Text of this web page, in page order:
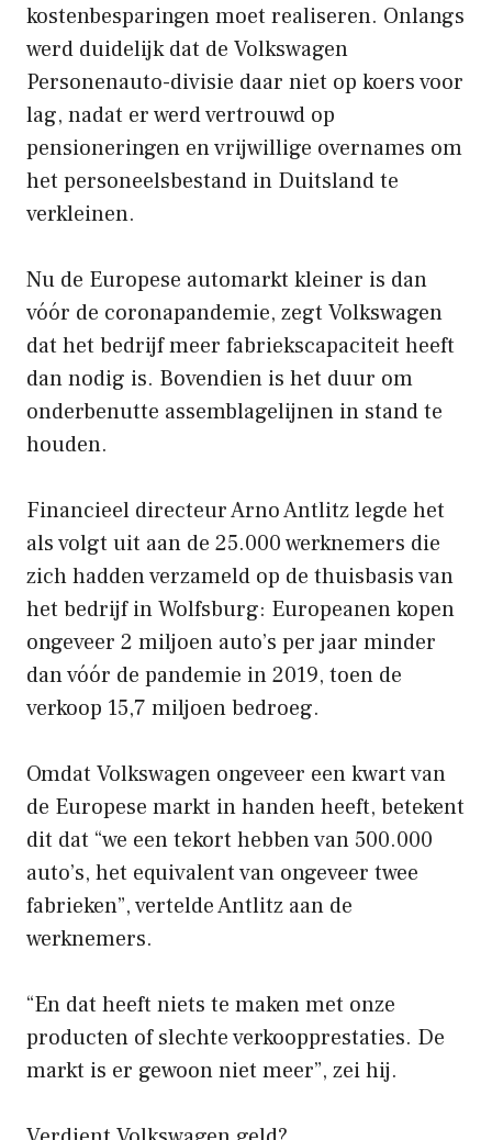
kostenbesparingen moet realiseren. Onlangs
werd duidelijk dat de Volkswagen
Personenauto-divisie daar niet op koers voor
lag, nadat er werd vertrouwd op
pensioneringen en vrijwillige overnames om
het personeelsbestand in Duitsland te
verkleinen.
Nu de Europese automarkt kleiner is dan
vóór de coronapandemie, zegt Volkswagen
dat het bedrijf meer fabriekscapaciteit heeft
dan nodig is. Bovendien is het duur om
onderbenutte assemblagelijnen in stand te
houden.
Financieel directeur Arno Antlitz legde het
als volgt uit aan de 25.000 werknemers die
zich hadden verzameld op de thuisbasis van
het bedrijf in Wolfsburg: Europeanen kopen
ongeveer 2 miljoen auto’s per jaar minder
dan vóór de pandemie in 2019, toen de
verkoop 15,7 miljoen bedroeg.
Omdat Volkswagen ongeveer een kwart van
de Europese markt in handen heeft, betekent
dit dat “we een tekort hebben van 500.000
auto’s, het equivalent van ongeveer twee
fabrieken”, vertelde Antlitz aan de
werknemers.
“En dat heeft niets te maken met onze
producten of slechte verkoopprestaties. De
markt is er gewoon niet meer”, zei hij.